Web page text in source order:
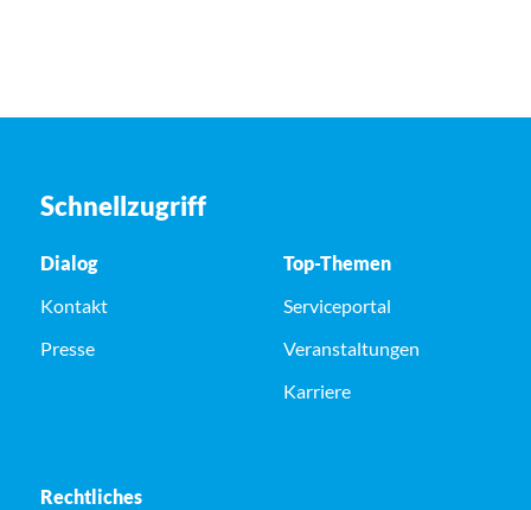
Schnellzugriff
Dialog
Kontakt
Presse
Top-Themen
Serviceportal
Veranstaltungen
Karriere
Rechtliches